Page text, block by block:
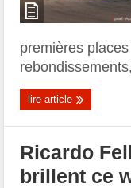
premières places
lire article
Ricardo
brillent ce